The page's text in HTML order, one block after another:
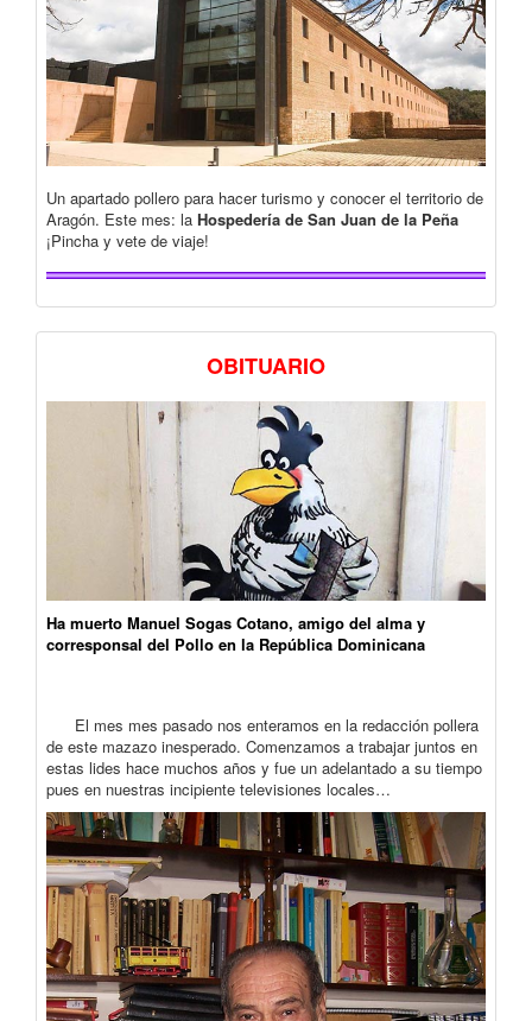
Un apartado pollero para hacer turismo y conocer el territorio de
Aragón. Este mes: la Hospedería de San Juan de la Peña
¡Pincha y vete de viaje!
OBITUARIO
Ha muerto Manuel Sogas Cotano, amigo del alma y
corresponsal del Pollo en la República Dominicana
El mes mes pasado nos enteramos en la redacción pollera
de este mazazo inesperado. Comenzamos a trabajar juntos en
estas lides hace muchos años y fue un adelantado a su tiempo
pues en nuestras incipiente televisiones locales…